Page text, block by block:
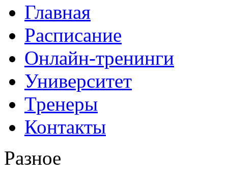
Главная
Расписание
Онлайн-тренинги
Университет
Тренеры
Контакты
Разное